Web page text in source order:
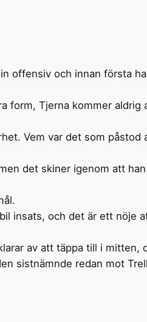
offensiv och innan första
form, Tjerna kommer
Vem var det som påstod
det skiner igenom att
insats, och det är ett nöje
av att täppa till i mitten,
sistnämnde redan mot